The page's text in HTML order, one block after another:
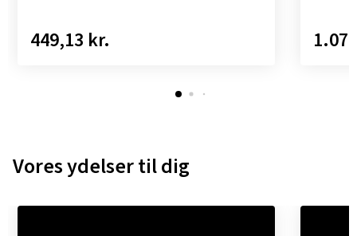
449,13 kr.
Vores ydelser til dig